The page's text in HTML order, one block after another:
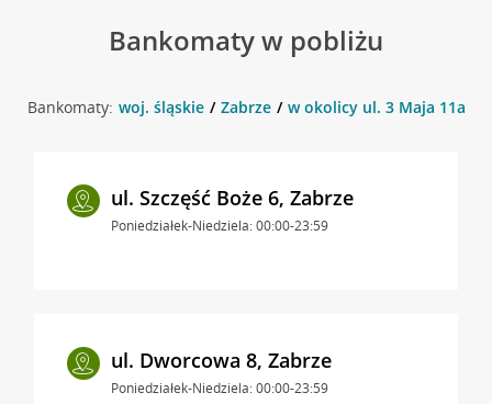
Bankomaty w pobliżu
Bankomaty: woj. śląskie Zabrze w okolicy ul. 3 Maja 11a ,
ul. Szczęść Boże 6, Zabrze
Poniedziałek-Niedziela: 00:00-23:59
ul. Dworcowa 8, Zabrze
Poniedziałek-Niedziela: 00:00-23:59